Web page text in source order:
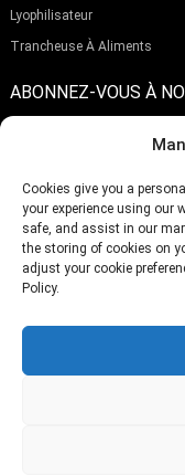
Lyophilisateur
Trancheuse À Aliments
ABONNEZ-VOUS À
Soumettre
TÉLÉPHONE:
Cookies give you a
your experience using our
safe, and assist in our
the storing of cookies on
adjust your cookie
Policy.